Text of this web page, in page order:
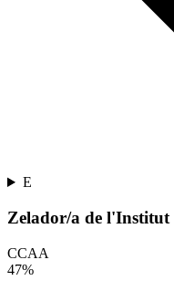
E
Zelador/a de
CCAA
47%